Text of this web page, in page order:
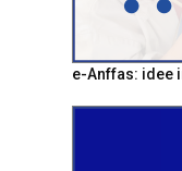
e-Anffas: idee